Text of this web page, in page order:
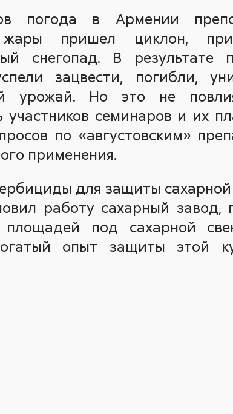
погода в Армении
пришел циклон,
снегопад. В результате
зацвести, погибли,
урожай. Но это не
участников семинаров и их
по «августовским»
применения.
для защиты сахарной
работу сахарный завод,
под сахарной
опыт защиты этой